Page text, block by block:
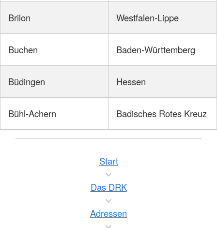
Brilon Westfalen-Lippe
Buchen Baden-Württemberg
Büdingen Hessen
Bühl-Achern Badisches Rotes Kreuz
Start
Das DRK
Adressen